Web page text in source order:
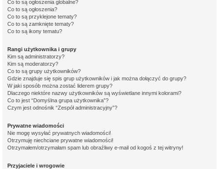
Co to są ogłoszenia globalne?
Co to są ogłoszenia?
Co to są przyklejone tematy?
Co to są zamknięte tematy?
Co to są ikony tematu?
Rangi użytkownika i grupy
Kim są administratorzy?
Kim są moderatorzy?
Co to są grupy użytkowników?
Gdzie znajduje się spis grup użytkowników i jak można dołączyć do grupy?
W jaki sposób można zostać liderem grupy?
Dlaczego niektóre nazwy użytkowników są wyświetlane innymi kolorami?
Co to jest “Domyślna grupa użytkownika”?
Czym jest odnośnik “Zespół administracyjny”?
Prywatne wiadomości
Nie mogę wysyłać prywatnych wiadomości!
Otrzymuję niechciane prywatne wiadomości!
Otrzymałem/otrzymałam spam lub obraźliwy e-mail od kogoś z tej witryny!
Przyjaciele i wrogowie